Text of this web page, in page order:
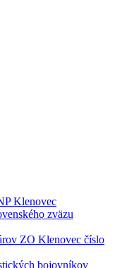
Klenovec
zväzu
ZO Klenovec číslo
bojovníkov